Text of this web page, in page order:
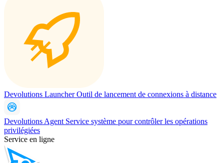
Devolutions LauncherOutil de lancement de connexions à distance
Devolutions Agent Service système pour contrôler les opérations
privilégiées
Service en ligne